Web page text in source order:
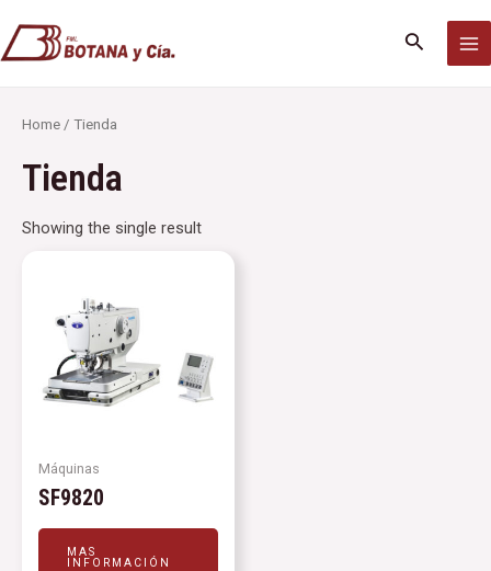
al
contenido
Buscar
Home / Tienda
Tienda
Showing the single result
Máquinas
SF9820
MAS
INFORMACIÓN